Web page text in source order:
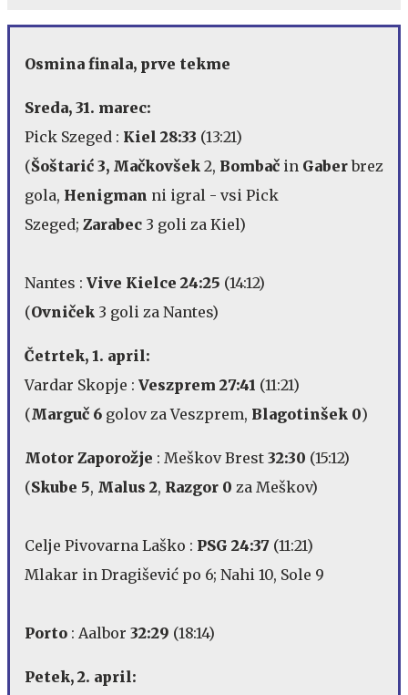
Osmina finala, prve tekme
Sreda, 31. marec:
Pick Szeged : Kiel 28:33 (13:21)
(Šoštarić 3, Mačkovšek 2, Bombač in Gaberbrez
gola, Henigman ni igral - vsi Pick
Szeged; Zarabec 3 goli za Kiel)
Nantes : Vive Kielce 24:25 (14:12)
(Ovniček 3 goli za Nantes)
Četrtek, 1. april:
Vardar Skopje : Veszprem 27:41 (11:21)
(Marguč 6 golov za Veszprem, Blagotinšek 0)
Motor Zaporožje : Meškov Brest 32:30 (15:12)
(Skube 5, Malus 2, Razgor 0 za Meškov)
Celje Pivovarna Laško : PSG 24:37 (11:21)
Mlakar in Dragišević po 6; Nahi 10, Sole 9
Porto : Aalbor 32:29 (18:14)
Petek, 2. april: